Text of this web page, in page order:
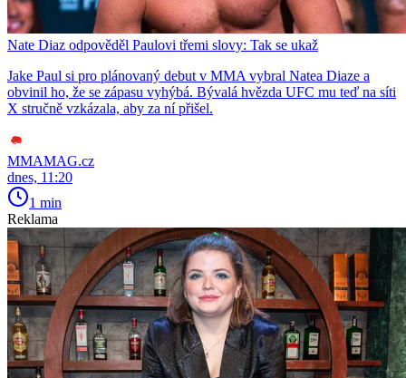
Nate Diaz odpověděl Paulovi třemi slovy: Tak se ukaž
Jake Paul si pro plánovaný debut v MMA vybral Natea Diaze a
obvinil ho, že se zápasu vyhýbá. Bývalá hvězda UFC mu teď na síti
X stručně vzkázala, aby za ní přišel.
MMAMAG.cz
dnes, 11:20
1 min
Reklama